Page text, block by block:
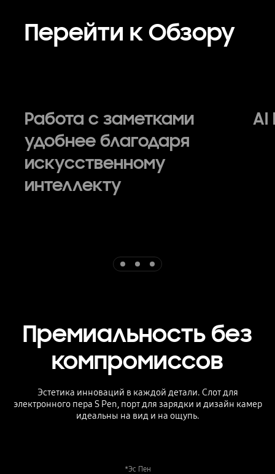
Перейти к Обзору
Работа с заметками
удобнее благодаря
искусственному
интеллекту
AI
Премиальность без
компромиссов
Эстетика инноваций в каждой детали. Слот для
электронного пера S Pen, порт для зарядки и дизайн камер
идеальны на вид и на ощупь.
*Эс Пен